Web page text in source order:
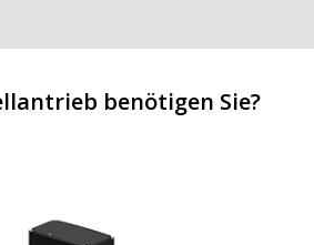
benötigen Sie?